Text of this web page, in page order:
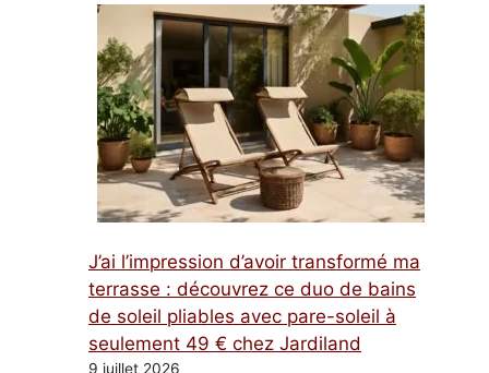
J’ai l’impression d’avoir transformé ma
terrasse : découvrez ce duo de bains
de soleil pliables avec pare-soleil à
seulement 49 € chez Jardiland
9 juillet 2026